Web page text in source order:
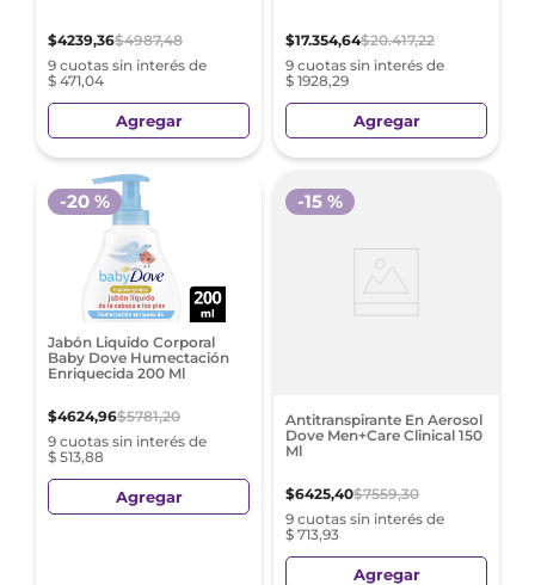
$4239,36$4987,48
9 cuotas sin interés de
$ 471,04
Agregar
$17.354,64$20.417,22
9 cuotas sin interés de
$ 1928,29
Agregar
Jabón Liquido Corporal
Baby Dove Humectación
Enriquecida 200 Ml
$4624,96$5781,20
9 cuotas sin interés de
$ 513,88
-20 %
Agregar
Antitranspirante En Aerosol
Dove Men+Care Clinical 150
Ml
$6425,40$7559,30
9 cuotas sin interés de
$ 713,93
-15 %
Agregar